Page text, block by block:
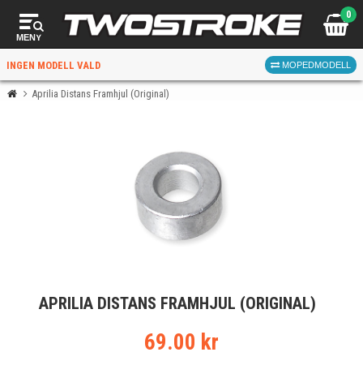
MENY
0
INGEN MODELL VALD MOPEDMODELL
När du valt kommer butiken visa delar för vald moped
Aprilia Distans Framhjul (Original)
APRILIA DISTANS FRAMHJUL (ORIGINAL)
69.00 kr